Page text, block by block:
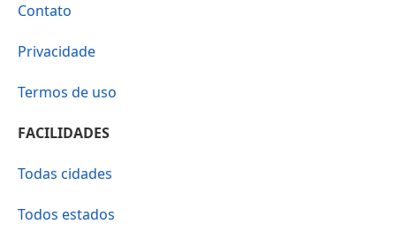
Contato
Privacidade
Termos de uso
FACILIDADES
Todas cidades
Todos estados